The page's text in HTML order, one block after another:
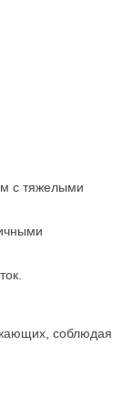
с тяжелыми
соблюдая